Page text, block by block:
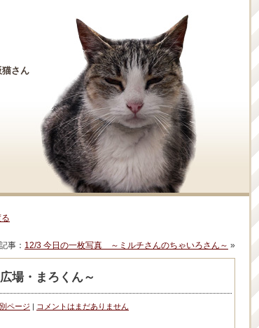
猫さん
事： 12/3 今日の一枚写真 ～ミルチさんのちゃいろさん～ »
場・まろくん～
ページ | コメントはまだありません